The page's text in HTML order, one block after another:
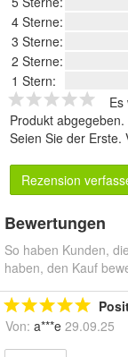
4 Sterne:
3 Sterne:
2 Sterne:
1 Stern:
Es
Produkt abgegeben.
Seien Sie der Erste.
Rezension
Bewertungen
So haben Kunden,
haben, den Kauf
Von: a***e 29.09.25